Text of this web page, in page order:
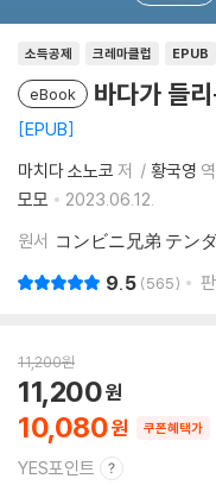
소득공제 크레마클럽 EPUB
eBook 바다가 들
EPUB
마치다 소노코 저 황국영 역
모모
2023.06.12.
원서 コンビニ兄弟 テン
9.5 565
11,200원
10,080
11,200
쿠폰혜택가
YES포인트